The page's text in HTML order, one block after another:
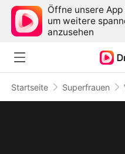
Öffne unsere App
um weitere
anzusehen
Startseite Superfrauen